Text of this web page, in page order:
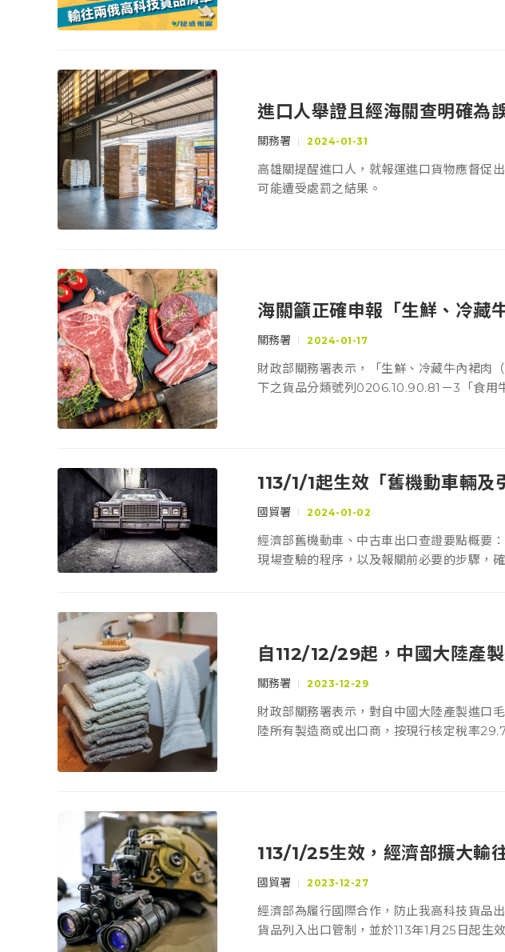
進口人舉證且經海關查明確為
關務署 2024-01-31
高雄關提醒進口人，就報運進口貨物應督促
可能遭受處罰之結果。
海關籲正確申報「生鮮、冷藏
關務署 2024-01-17
財政部關務署表示，「生鮮、冷藏牛內裙
下之貨品分類號列0206.10.90.81－3「食用
113/1/1起生效「舊機動車輛及
國貿署 2024-01-02
經濟部舊機動車、中古車出口查證要點概要
現場查驗的程序，以及報關前必要的步驟，
自112/12/29起，中國大陸產
關務署 2023-12-29
財政部關務署表示，對自中國大陸產製進口
陸所有製造商或出口商，按現行核定稅率
113/1/25生效，經濟部擴大輸
國貿署 2023-12-27
經濟部為履行國際合作，防止我高科技貨品
貨品列入出口管制，並於113年1月25日起生